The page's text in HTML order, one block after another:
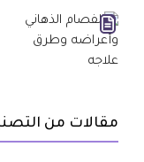
مقالات من